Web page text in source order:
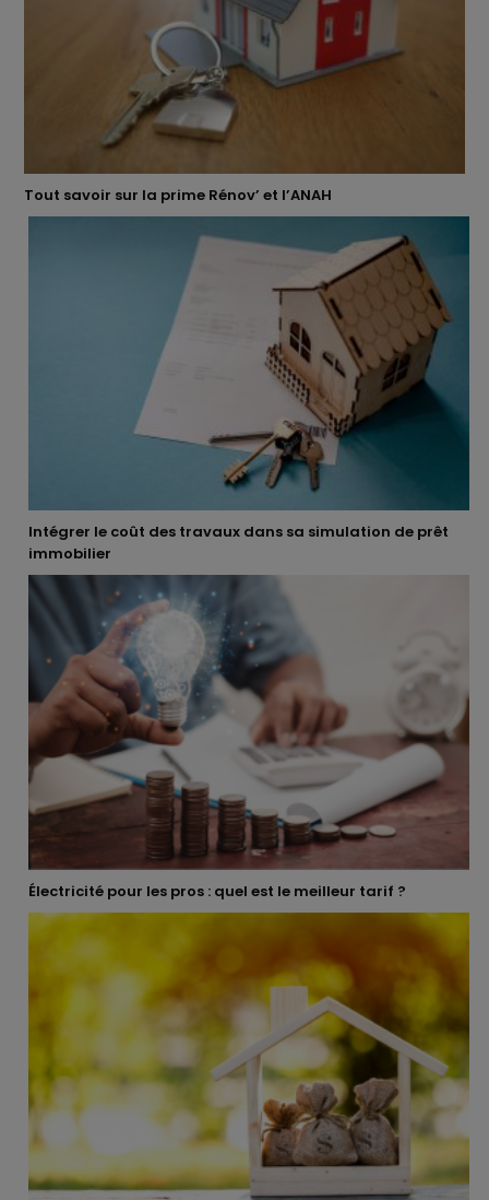
Tout savoir sur la prime Rénov’ et l’ANAH
Intégrer le coût des travaux dans sa simulation de prêt
immobilier
Électricité pour les pros : quel est le meilleur tarif ?